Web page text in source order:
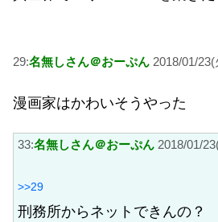
29:名無しさん＠おーぷん 2018/01/
漫画家はかわいそうやった
33:名無しさん＠おーぷん 2018/01/
>>29
刑務所からネットできんの？